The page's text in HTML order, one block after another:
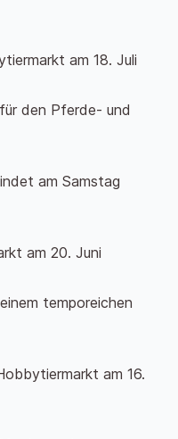
am 18. Juli
den Pferde- und
am Samstag
am 20. Juni
temporeichen
am 16.